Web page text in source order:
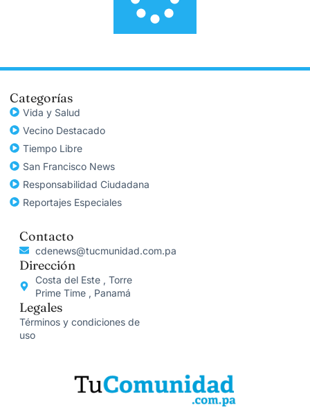
Categorías
Vida y Salud
Vecino Destacado
Tiempo Libre
San Francisco News
Responsabilidad Ciudadana
Reportajes Especiales
Contacto
cdenews@tucmunidad.com.pa
Dirección
Costa del Este , Torre
Prime Time , Panamá
Legales
Términos y condiciones de
uso